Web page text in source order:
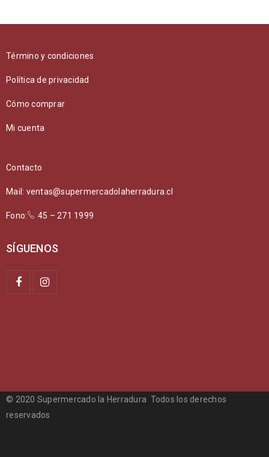
Término y condiciones
Política de privacidad
Cómo comprar
Mi cuenta
Contacto
Mail: ventas@supermercadolaherradura.cl
Fono: 45 – 271 1999
SÍGUENOS
© 2020 Supermercado la Herradura Todos los derechos
reservados